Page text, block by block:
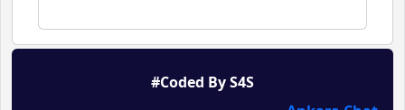
#Coded By S4S